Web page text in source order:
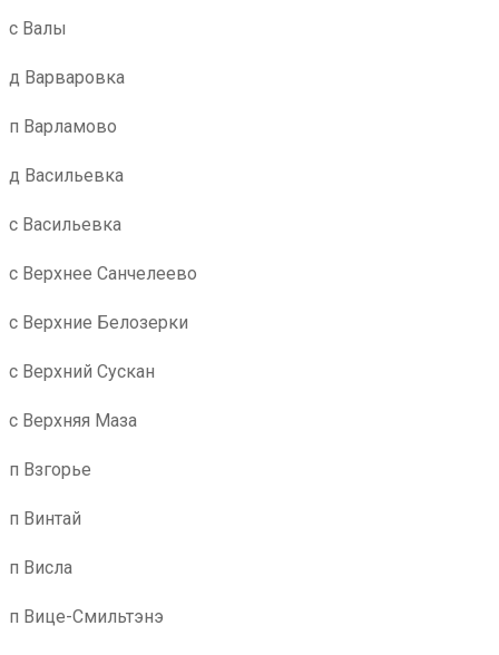
с Валы
д Варваровка
п Варламово
д Васильевка
с Васильевка
с Верхнее Санчелеево
с Верхние Белозерки
с Верхний Сускан
с Верхняя Маза
п Взгорье
п Винтай
п Висла
п Вице-Смильтэнэ